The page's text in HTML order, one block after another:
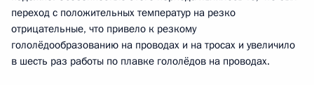
переход с положительных температур на резко
отрицательные, что привело к резкому
гололёдообразованию на проводах и на тросах и увеличило
в шесть раз работы по плавке гололёдов на проводах.